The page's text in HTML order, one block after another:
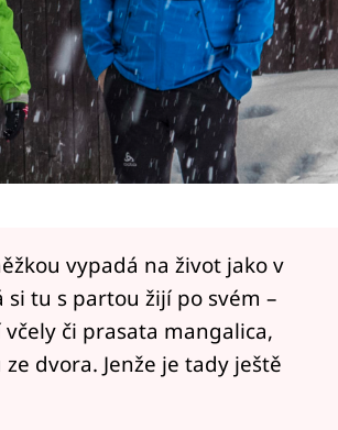
vypadá na život jako v
si tu s partou žijí po svém –
či prasata mangalica,
dvora. Jenže je tady ještě